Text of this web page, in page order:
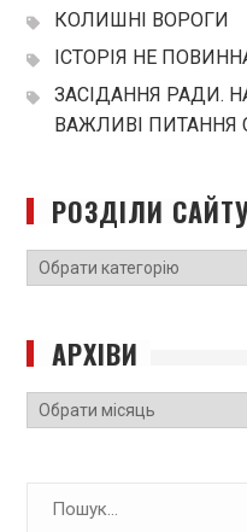
КОЛИШНІ ВОРОГИ
ІСТОРІЯ НЕ
ЗАСІДАННЯ РАДИ.
ВАЖЛИВІ ПИТАННЯ
РОЗДІЛИ
РОЗДІЛИ
САЙТУ
АРХІВИ
Архіви
Search